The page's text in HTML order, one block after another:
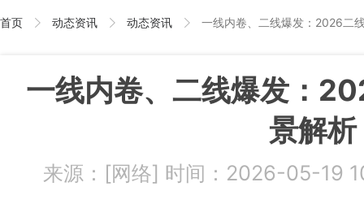
首页 动态资讯 动态资讯 一线内卷、二线爆发：2026二
一线内卷、二线爆发：
景解析
来源：[网络] 时间：2026-05-19